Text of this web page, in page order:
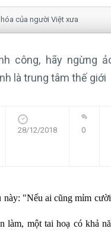
người Việt xưa
người... tử tù và của CEO
công, hãy ngừng
là trung tâm thế giới
28/12/2018 0
này: "Nếu ai cũng mỉm
làm, một tai hoạ có khả